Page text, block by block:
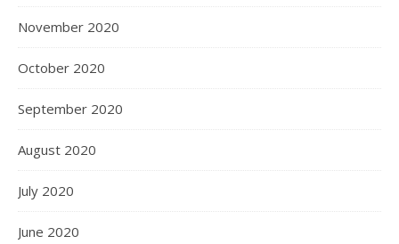
November 2020
October 2020
September 2020
August 2020
July 2020
June 2020